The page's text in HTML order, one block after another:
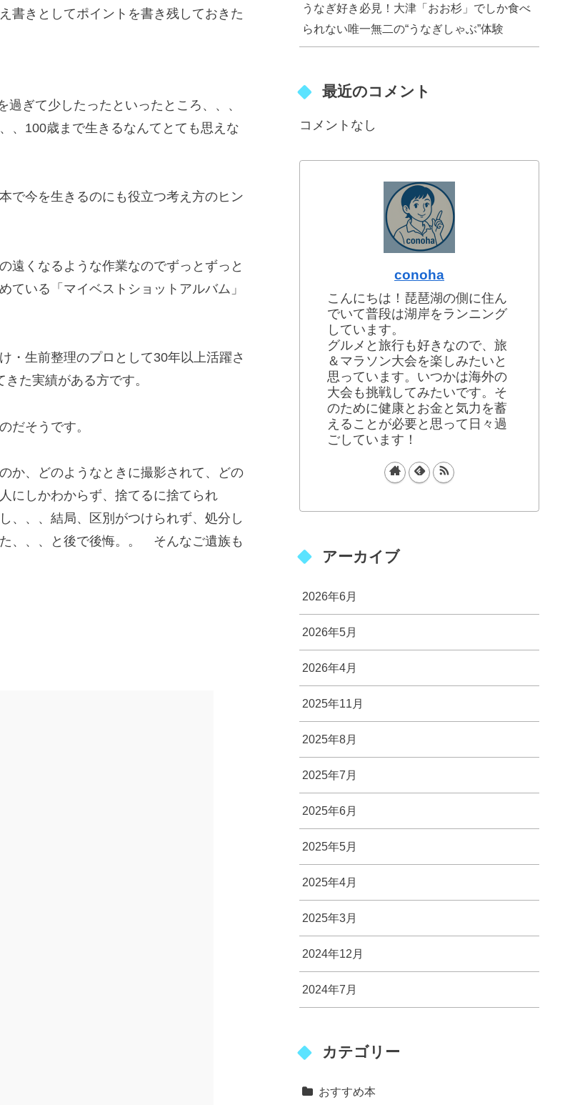
書きとしてポイントを書き残しておきた
ぎて少したったといったところ、、、
、100歳まで生きるなんてとても思えな
で今を生きるのにも役立つ考え方のヒン
遠くなるような作業なのでずっとずっと
ている「マイベストショットアルバム」
・生前整理のプロとして30年以上活躍さ
た実績がある方です。
だそうです。
か、どのようなときに撮影されて、どの
にしかわからず、捨てるに捨てられ
、、、結局、区別がつけられず、処分し
、、、と後で後悔。。 そんなご遺族も
うなぎ好き必見！大津「おお杉」でしか食べ
られない唯一無二の“うなぎしゃぶ”体験
最近のコメント
コメントなし
conoha
こんにちは！琵琶湖の側に住ん
でいて普段は湖岸をランニング
しています。
グルメと旅行も好きなので、旅
＆マラソン大会を楽しみたいと
思っています。いつかは海外の
大会も挑戦してみたいです。そ
のために健康とお金と気力を蓄
えることが必要と思って日々過
ごしています！
アーカイブ
2026年6月
2026年5月
2026年4月
2025年11月
2025年8月
2025年7月
2025年6月
2025年5月
2025年4月
2025年3月
2024年12月
2024年7月
カテゴリー
おすすめ本